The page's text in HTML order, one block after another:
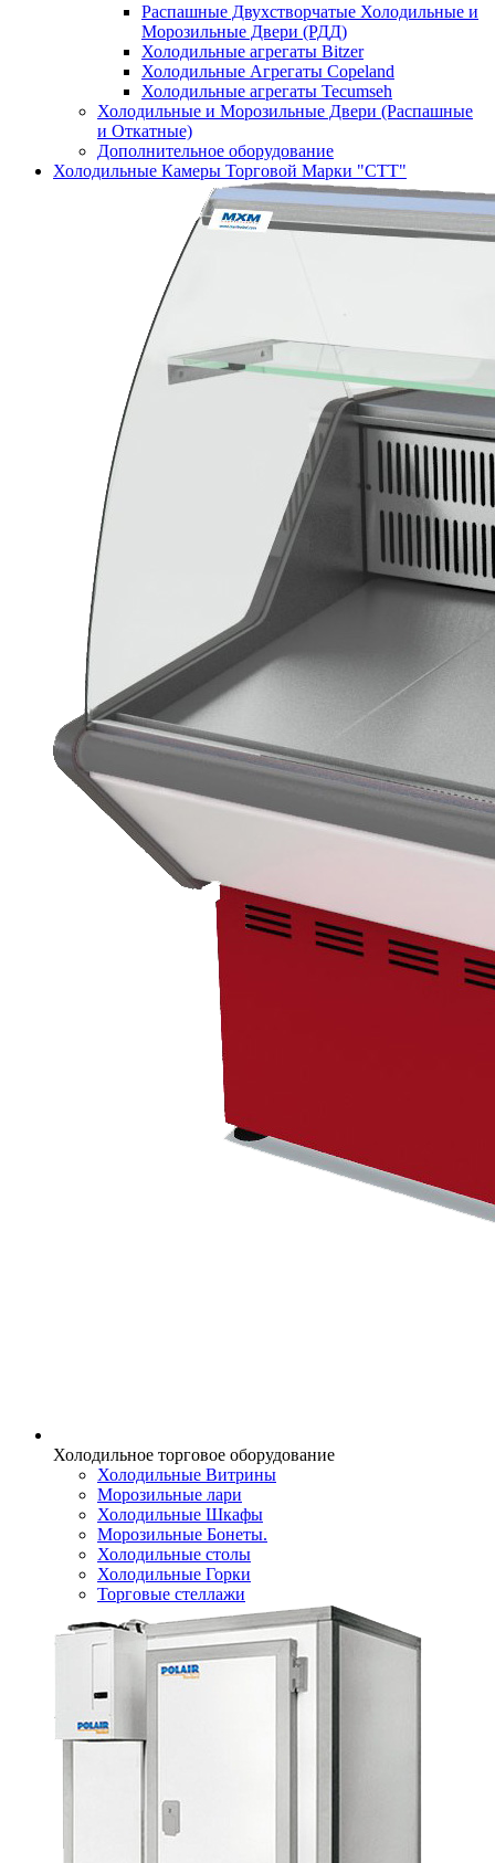
Распашные Двухстворчатые Холодильные и
Морозильные Двери (РДД)
Холодильные агрегаты Bitzer
Холодильные Агрегаты Copeland
Холодильные агрегаты Tecumseh
Холодильные и Морозильные Двери (Распашные
и Откатные)
Дополнительное оборудование
Холодильные Камеры Торговой Марки "СТТ"
Холодильное торговое оборудование
Холодильные Витрины
Морозильные лари
Холодильные Шкафы
Морозильные Бонеты.
Холодильные столы
Холодильные Горки
Торговые стеллажи